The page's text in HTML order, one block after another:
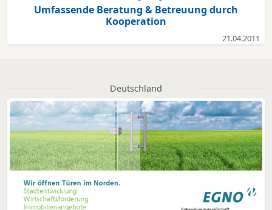
Umfassende Beratung & Betreuung durch
Kooperation
21.04.2011
Deutschland